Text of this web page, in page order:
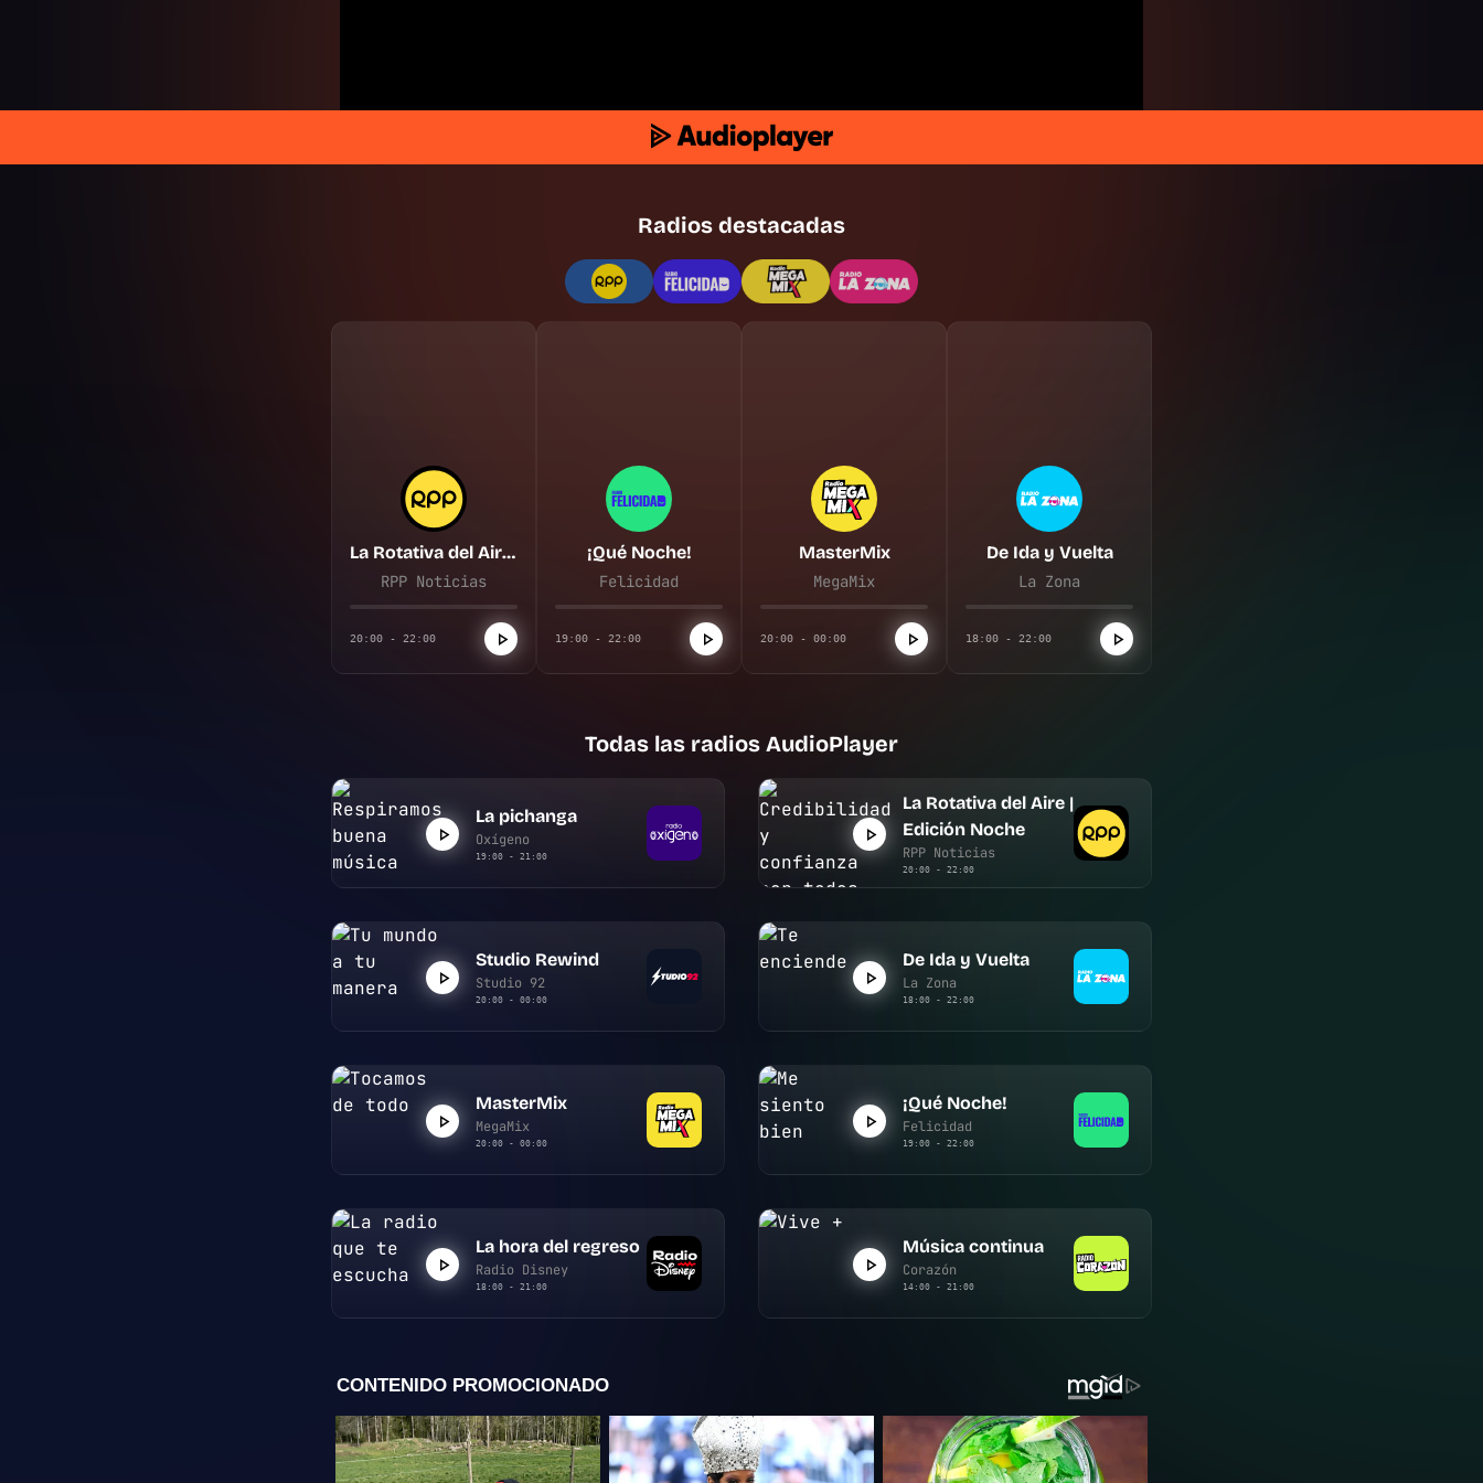
Radios destacadas
La Rotativa del Aire | Edición Noche
RPP Noticias
20:00 - 22:00
¡Qué Noche!
Felicidad
19:00 - 22:00
MasterMix
MegaMix
20:00 - 00:00
De Ida y Vuelta
La Zona
18:00 - 22:00
Todas las radios AudioPlayer
La pichanga
Oxígeno
19:00 - 21:00
La Rotativa del Aire |
Edición Noche
RPP Noticias
20:00 - 22:00
Studio Rewind
Studio 92
20:00 - 00:00
De Ida y Vuelta
La Zona
18:00 - 22:00
MasterMix
MegaMix
20:00 - 00:00
¡Qué Noche!
Felicidad
19:00 - 22:00
La hora del regreso
Radio Disney
18:00 - 21:00
Música continua
Corazón
14:00 - 21:00